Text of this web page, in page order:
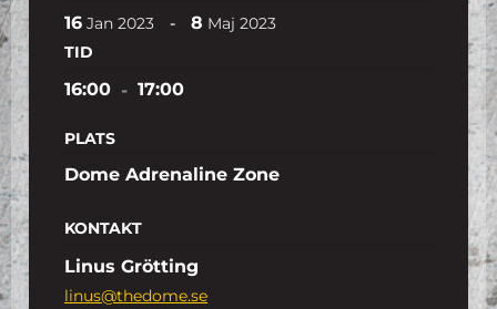
16 Jan 2023 - 8 Maj 2023
TID
16:00 - 17:00
PLATS
Dome Adrenaline Zone
KONTAKT
Linus Grötting
linus@thedome.se